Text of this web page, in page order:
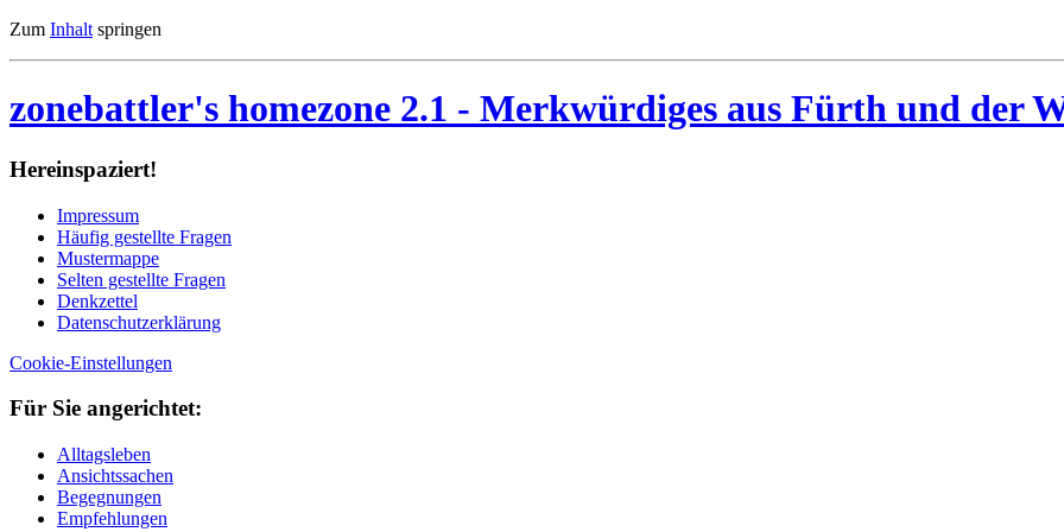
Zum Inhalt springen
zonebattler's homezone 2.1 - Merkwürdiges aus Fürth und der
Her­ein­spa­ziert!
Im­pres­sum
Häu­fig ge­stell­te Fra­gen
Mu­ster­map­pe
Sel­ten ge­stell­te Fra­gen
Denk­zet­tel
Da­ten­schutz­er­klä­rung
Cookie-Einstellungen
Für Sie an­ge­rich­tet:
Alltagsleben
Ansichtssachen
Begegnungen
Empfehlungen